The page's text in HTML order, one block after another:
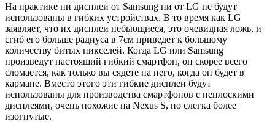
На практике ни дисплеи от Samsung ни от LG не будут
использованы в гибких устройствах. В то время как LG
заявляет, что их дисплеи небьющиеся, это очевидная ложь, и
сгиб его больше радиуса в 7см приведет к большому
количеству битых пикселей. Когда LG или Samsung
произведут настоящий гибкий смартфон, он скорее всего
сломается, как только вы сядете на него, когда он будет в
кармане. Вместо этого эти гибкие дисплеи будут
использованы для производства смартфонов с неплоскими
дисплеями, очень похожие на Nexus S, но слегка более
изогнутые.